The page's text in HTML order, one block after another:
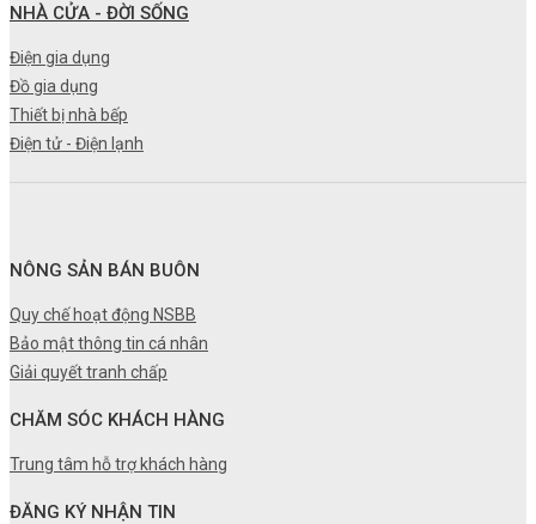
NHÀ CỬA - ĐỜI SỐNG
Điện gia dụng
Đồ gia dụng
Thiết bị nhà bếp
Điện tử - Điện lạnh
NÔNG SẢN BÁN BUÔN
Quy chế hoạt động NSBB
Bảo mật thông tin cá nhân
Giải quyết tranh chấp
CHĂM SÓC KHÁCH HÀNG
Trung tâm hỗ trợ khách hàng
ĐĂNG KÝ NHẬN TIN